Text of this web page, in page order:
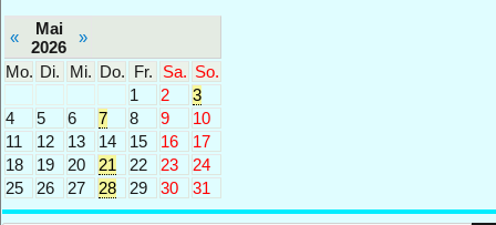
«
Mai
2026
»
Mo. Di. Mi. Do. Fr. Sa. So.
1
2
3
4
5 6 7 8 9
10
11
12 13 14 15 16
17
18
19 20 21 22 23
24
25
26 27 28 29 30 31